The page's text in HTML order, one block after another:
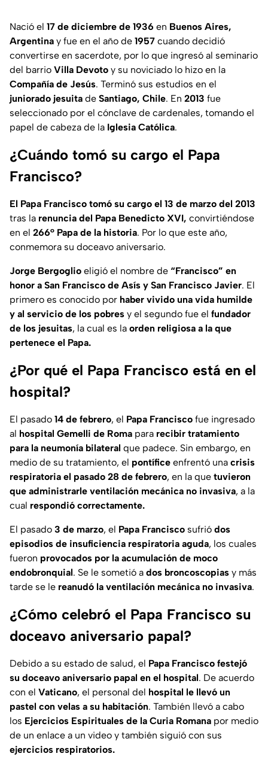
Nació el 17 de diciembre de 1936 en Buenos Aires,
Argentina y fue en el año de 1957 cuando decidió
convertirse en sacerdote, por lo que ingresó al seminario
del barrio Villa Devoto y su noviciado lo hizo en la
Compañía de Jesús. Terminó sus estudios en el
juniorado jesuita de Santiago, Chile. En 2013 fue
seleccionado por el cónclave de cardenales, tomando el
papel de cabeza de la Iglesia Católica.
¿Cuándo tomó su cargo el Papa
Francisco?
El Papa Francisco tomó su cargo el 13 de marzo del 2013
tras la renuncia del Papa Benedicto XVI, convirtiéndose
en el 266° Papa de la historia. Por lo que este año,
conmemora su doceavo aniversario.
Jorge Bergoglio eligió el nombre de “Francisco” en
honor a San Francisco de Asís y San Francisco Javier. El
primero es conocido por haber vivido una vida humilde
y al servicio de los pobres y el segundo fue el fundador
de los jesuitas, la cual es la orden religiosa a la que
pertenece el Papa.
¿Por qué el Papa Francisco está en el
hospital?
El pasado 14 de febrero, el Papa Francisco fue ingresado
al hospital Gemelli de Roma para recibir tratamiento
para la neumonía bilateral que padece. Sin embargo, en
medio de su tratamiento, el pontífice enfrentó una crisis
respiratoria el pasado 28 de febrero, en la que tuvieron
que administrarle ventilación mecánica no invasiva, a la
cual respondió correctamente.
El pasado 3 de marzo, el Papa Francisco sufrió dos
episodios de insuficiencia respiratoria aguda, los cuales
fueron provocados por la acumulación de moco
endobronquial. Se le sometió a dos broncoscopias y más
tarde se le reanudó la ventilación mecánica no invasiva.
¿Cómo celebró el Papa Francisco su
doceavo aniversario papal?
Debido a su estado de salud, el Papa Francisco festejó
su doceavo aniversario papal en el hospital. De acuerdo
con el Vaticano, el personal del hospital le llevó un
pastel con velas a su habitación. También llevó a cabo
los Ejercicios Espirituales de la Curia Romana por medio
de un enlace a un video y también siguió con sus
ejercicios respiratorios.